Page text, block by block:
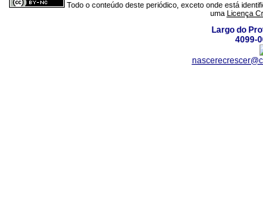
Todo o conteúdo deste periódico, exceto onde está
uma Licença
Largo do
4099-